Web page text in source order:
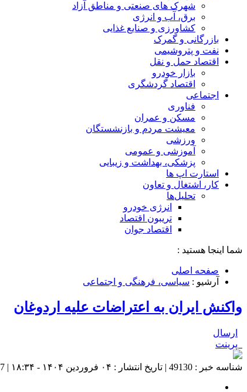
شهرک های صنعتی و مناطق آزاد
برق، آب و انرژی
کشاورزی و صنایع غذایی
بازرگانی و گمرک
نفت و پتروشیمی
اقتصاد حمل و نقل
بازار خودرو
اقتصاد گردشگری
اجتماعی
فناوری
مسکن و عمران
معیشت مردم و بازنشستگان
ورزشی
آموزشی و عمومی
پزشکی، بهداشت و زیبایی
استارت اپ ها
کار، اشتغال و تعاون
تحلیل‌ها
انرژی خودرو
تریبون اقتصاد
اقتصاد جوان
شما اینجا هستید :
صفحه اصلی
آرشیو : سیاسی، فرهنگی و اجتماعی
واکنش ایران به اعتراضات علیه اردوغان
ارسال
پرینت
شناسه خبر : 49130 | تاریخ انتشار : ۰۴ فروردین ۱۴۰۴ - ۱۸:۳۴ | 117 بازدید | تعداد دیدگاه :